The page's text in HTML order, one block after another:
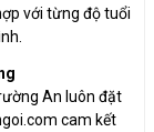
với từng độ tuổi
An luôn đặt
cam kết